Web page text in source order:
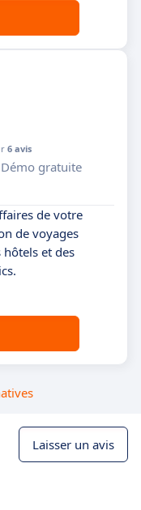
6 avis
Démo gratuite
de votre
de voyages
hôtels et des
Laisser un avis